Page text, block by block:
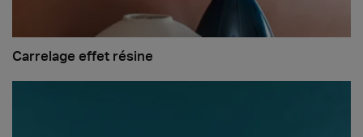
Carrelage effet résine